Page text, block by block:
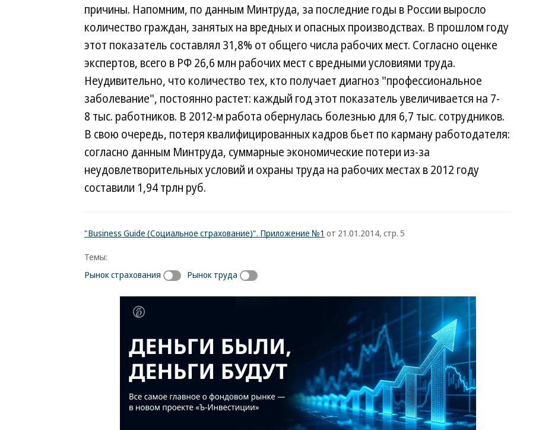
причины. Напомним, по данным Минтруда, за последние годы в России выросло
количество граждан, занятых на вредных и опасных производствах. В прошлом году
этот показатель составлял 31,8% от общего числа рабочих мест. Согласно оценке
экспертов, всего в РФ 26,6 млн рабочих мест с вредными условиями труда.
Неудивительно, что количество тех, кто получает диагноз "профессиональное
заболевание", постоянно растет: каждый год этот показатель увеличивается на 7-
8 тыс. работников. В 2012-м работа обернулась болезнью для 6,7 тыс. сотрудников.
В свою очередь, потеря квалифицированных кадров бьет по карману работодателя:
согласно данным Минтруда, суммарные экономические потери из-за
неудовлетворительных условий и охраны труда на рабочих местах в 2012 году
составили 1,94 трлн руб.
"Business Guide (Социальное страхование)". Приложение №1 от 21.01.2014, стр. 5
Темы:
Рынок страхования
Рынок труда